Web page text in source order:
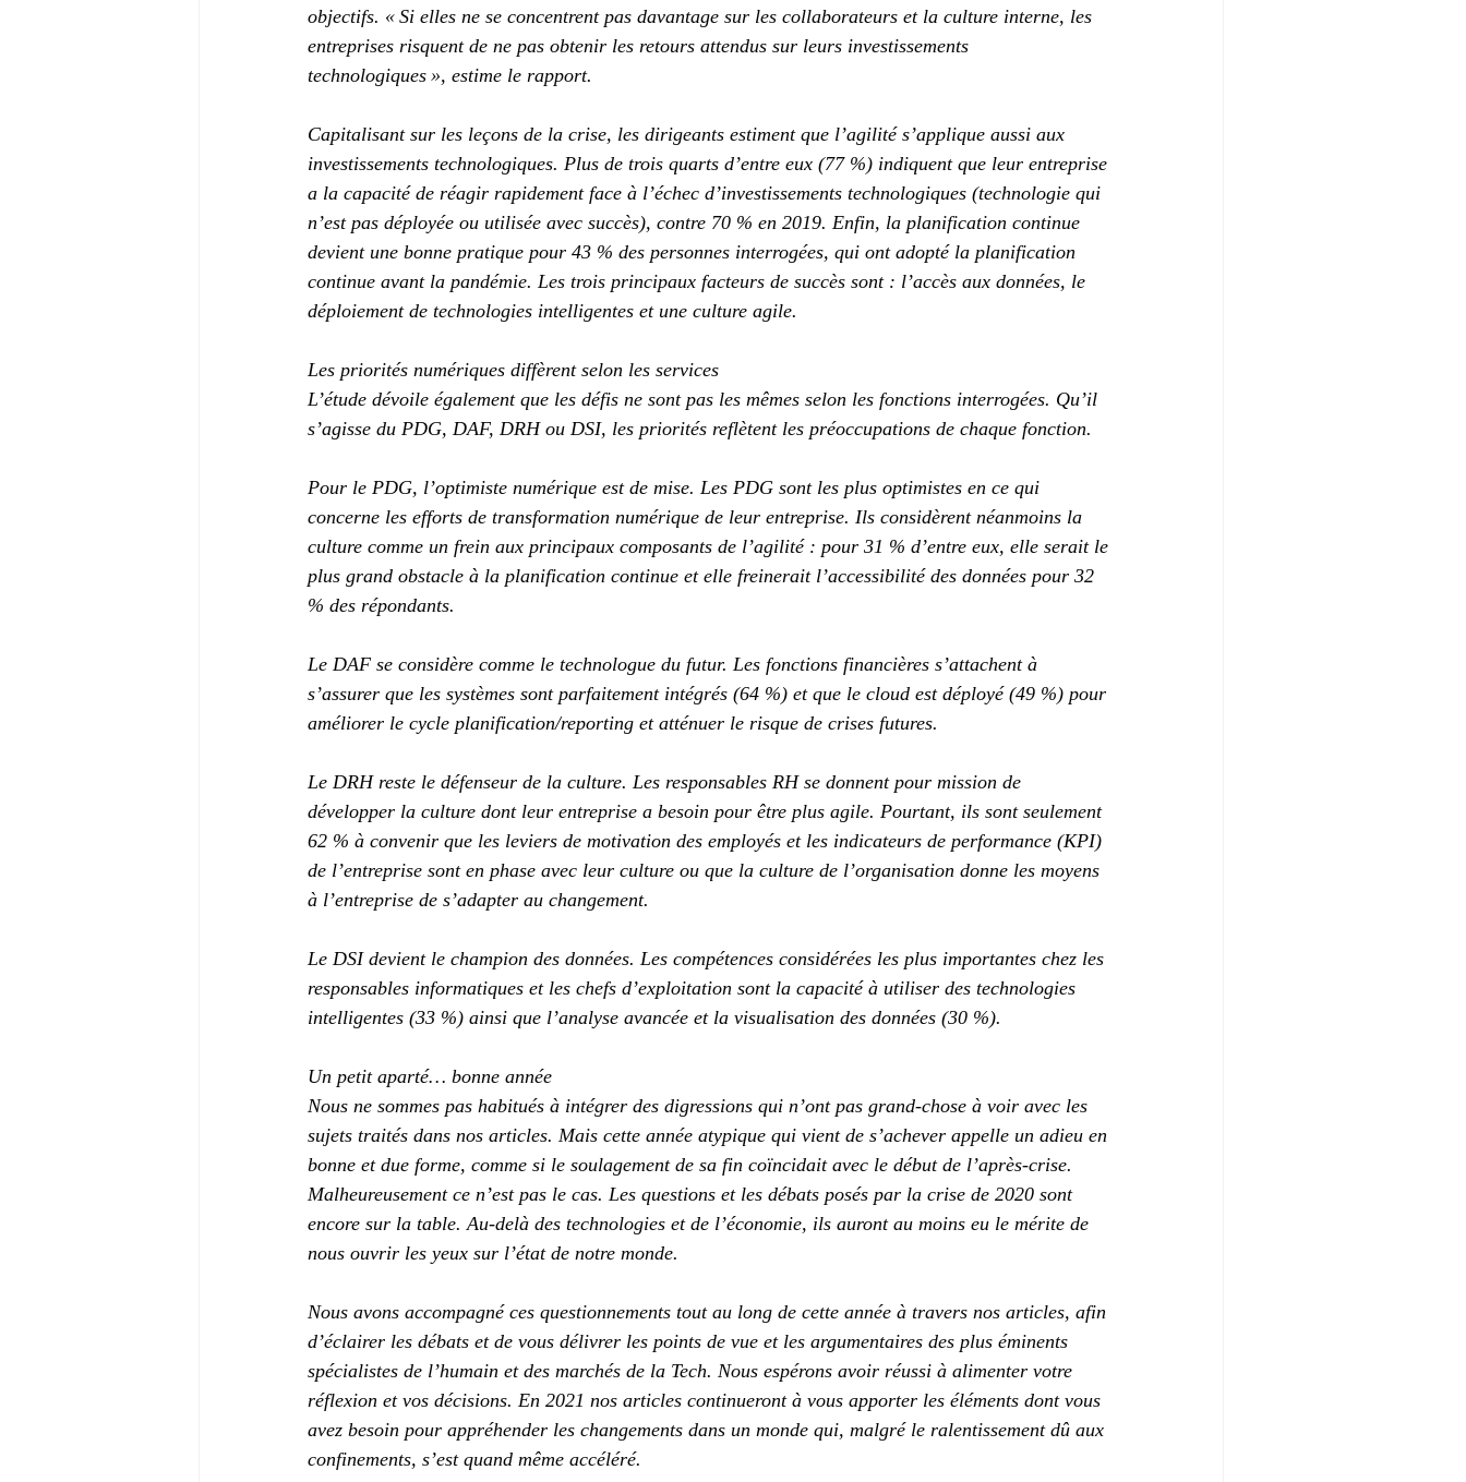
objectifs. « Si elles ne se concentrent pas davantage sur les collaborateurs et la culture interne, les
entreprises risquent de ne pas obtenir les retours attendus sur leurs investissements
technologiques », estime le rapport.
Capitalisant sur les leçons de la crise, les dirigeants estiment que l’agilité s’applique aussi aux
investissements technologiques. Plus de trois quarts d’entre eux (77 %) indiquent que leur entreprise
a la capacité de réagir rapidement face à l’échec d’investissements technologiques (technologie qui
n’est pas déployée ou utilisée avec succès), contre 70 % en 2019. Enfin, la planification continue
devient une bonne pratique pour 43 % des personnes interrogées, qui ont adopté la planification
continue avant la pandémie. Les trois principaux facteurs de succès sont : l’accès aux données, le
déploiement de technologies intelligentes et une culture agile.
Les priorités numériques diffèrent selon les services
L’étude dévoile également que les défis ne sont pas les mêmes selon les fonctions interrogées. Qu’il
s’agisse du PDG, DAF, DRH ou DSI, les priorités reflètent les préoccupations de chaque fonction.
Pour le PDG, l’optimiste numérique est de mise. Les PDG sont les plus optimistes en ce qui
concerne les efforts de transformation numérique de leur entreprise. Ils considèrent néanmoins la
culture comme un frein aux principaux composants de l’agilité : pour 31 % d’entre eux, elle serait le
plus grand obstacle à la planification continue et elle freinerait l’accessibilité des données pour 32
% des répondants.
Le DAF se considère comme le technologue du futur. Les fonctions financières s’attachent à
s’assurer que les systèmes sont parfaitement intégrés (64 %) et que le cloud est déployé (49 %) pour
améliorer le cycle planification/reporting et atténuer le risque de crises futures.
Le DRH reste le défenseur de la culture. Les responsables RH se donnent pour mission de
développer la culture dont leur entreprise a besoin pour être plus agile. Pourtant, ils sont seulement
62 % à convenir que les leviers de motivation des employés et les indicateurs de performance (KPI)
de l’entreprise sont en phase avec leur culture ou que la culture de l’organisation donne les moyens
à l’entreprise de s’adapter au changement.
Le DSI devient le champion des données. Les compétences considérées les plus importantes chez les
responsables informatiques et les chefs d’exploitation sont la capacité à utiliser des technologies
intelligentes (33 %) ainsi que l’analyse avancée et la visualisation des données (30 %).
Un petit aparté… bonne année
Nous ne sommes pas habitués à intégrer des digressions qui n’ont pas grand-chose à voir avec les
sujets traités dans nos articles. Mais cette année atypique qui vient de s’achever appelle un adieu en
bonne et due forme, comme si le soulagement de sa fin coïncidait avec le début de l’après-crise.
Malheureusement ce n’est pas le cas. Les questions et les débats posés par la crise de 2020 sont
encore sur la table. Au-delà des technologies et de l’économie, ils auront au moins eu le mérite de
nous ouvrir les yeux sur l’état de notre monde.
Nous avons accompagné ces questionnements tout au long de cette année à travers nos articles, afin
d’éclairer les débats et de vous délivrer les points de vue et les argumentaires des plus éminents
spécialistes de l’humain et des marchés de la Tech. Nous espérons avoir réussi à alimenter votre
réflexion et vos décisions. En 2021 nos articles continueront à vous apporter les éléments dont vous
avez besoin pour appréhender les changements dans un monde qui, malgré le ralentissement dû aux
confinements, s’est quand même accéléré.